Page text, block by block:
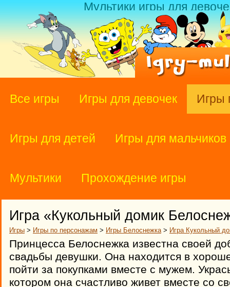
Мультики игры для
Все игры Игры для девочек Игры
Игры для детей Игры для мальчиков
Мультики Прохождение игры
Игра «Кукольный домик
Игры > Игры по персонажам > Игры Белоснежка> Игра Кукольный
Принцесса Белоснежка известна своей
свадьбы девушки. Она находится в
пойти за покупками вместе с мужем.
котором она счастливо живет вместе со